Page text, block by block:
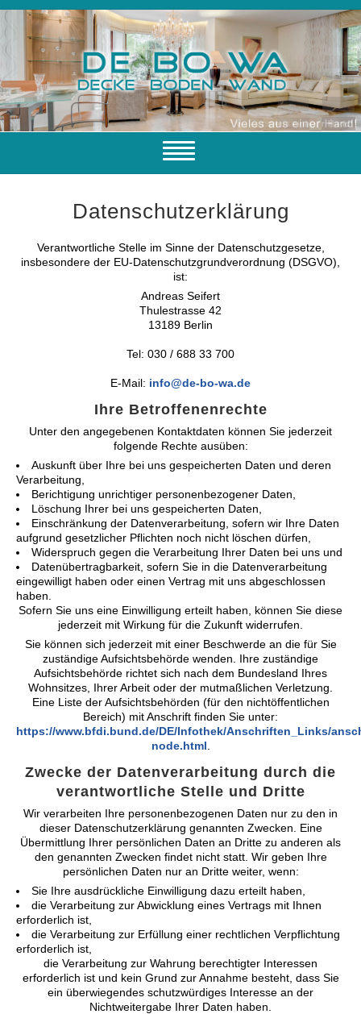
Navigation
ein-/ausblenden
Leistungen
Impressum
Datenschutzerklärung
Verantwortliche Stelle im Sinne der Datenschutzgesetze,
insbesondere der EU-Datenschutzgrundverordnung (DSGVO),
ist:
Andreas Seifert
Thulestrasse 42
13189 Berlin
Tel: 030 / 688 33 700
E-Mail: info@de-bo-wa.de
Ihre Betroffenenrechte
Unter den angegebenen Kontaktdaten können Sie jederzeit
folgende Rechte ausüben:
Auskunft über Ihre bei uns gespeicherten Daten und deren
Verarbeitung,
Berichtigung unrichtiger personenbezogener Daten,
Löschung Ihrer bei uns gespeicherten Daten,
Einschränkung der Datenverarbeitung, sofern wir Ihre Daten
aufgrund gesetzlicher Pflichten noch nicht löschen dürfen,
Widerspruch gegen die Verarbeitung Ihrer Daten bei uns und
Datenübertragbarkeit, sofern Sie in die Datenverarbeitung
eingewilligt haben oder einen Vertrag mit uns abgeschlossen
haben.
Sofern Sie uns eine Einwilligung erteilt haben, können Sie diese
jederzeit mit Wirkung für die Zukunft widerrufen.
Sie können sich jederzeit mit einer Beschwerde an die für Sie
zuständige Aufsichtsbehörde wenden. Ihre zuständige
Aufsichtsbehörde richtet sich nach dem Bundesland Ihres
Wohnsitzes, Ihrer Arbeit oder der mutmaßlichen Verletzung.
Eine Liste der Aufsichtsbehörden (für den nichtöffentlichen
Bereich) mit Anschrift finden Sie unter:
https://www.bfdi.bund.de/DE/Infothek/Anschriften_Links/
node.html
Zwecke der Datenverarbeitung durch die
verantwortliche Stelle und Dritte
Wir verarbeiten Ihre personenbezogenen Daten nur zu den in
dieser Datenschutzerklärung genannten Zwecken. Eine
Übermittlung Ihrer persönlichen Daten an Dritte zu anderen als
den genannten Zwecken findet nicht statt. Wir geben Ihre
persönlichen Daten nur an Dritte weiter, wenn:
Sie Ihre ausdrückliche Einwilligung dazu erteilt haben,
die Verarbeitung zur Abwicklung eines Vertrags mit Ihnen
erforderlich ist,
die Verarbeitung zur Erfüllung einer rechtlichen Verpflichtung
erforderlich ist,
die Verarbeitung zur Wahrung berechtigter Interessen
erforderlich ist und kein Grund zur Annahme besteht, dass Sie
ein überwiegendes schutzwürdiges Interesse an der
Nichtweitergabe Ihrer Daten haben.